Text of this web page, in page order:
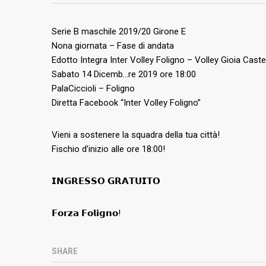
Serie B maschile 2019/20 Girone E
Nona giornata – Fase di andata
Edotto Integra Inter Volley Foligno – Volley Gioia
Sabato 14 Dicemb…re 2019 ore 18:00
PalaCiccioli – Foligno
Diretta Facebook “Inter Volley Foligno”
Vieni a sostenere la squadra della tua città!
Fischio d’inizio alle ore 18:00!
𝗜𝗡𝗚𝗥𝗘𝗦𝗦𝗢 𝗚𝗥𝗔𝗧𝗨𝗜𝗧𝗢
𝗙𝗼𝗿𝘇𝗮 𝗙𝗼𝗹𝗶𝗴𝗻𝗼!
SHARE